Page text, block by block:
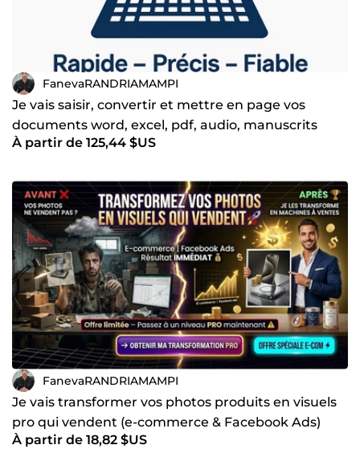
FanevaRANDRIAMAMPI
Je vais saisir, convertir et mettre en page vos
documents word, excel, pdf, audio, manuscrits
À partir de 125,44 $US
FanevaRANDRIAMAMPI
Je vais transformer vos photos produits en visuels
pro qui vendent (e-commerce & Facebook Ads)
À partir de 18,82 $US